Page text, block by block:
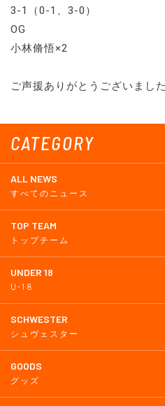
CATEGORY
ALL NEWS
すべてのニュース
TOP TEAM
トップチーム
UNDER 18
U-18
SCHWESTER
シュヴェスター
GOODS
グッズ
3-1（0-1、3-0）
OG
小林脩悟×2
ご声援ありがとうございました